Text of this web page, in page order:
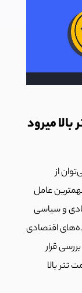
میرود
از
عامل
و سیاسی
اقتصادی
قرار
تتر بالا